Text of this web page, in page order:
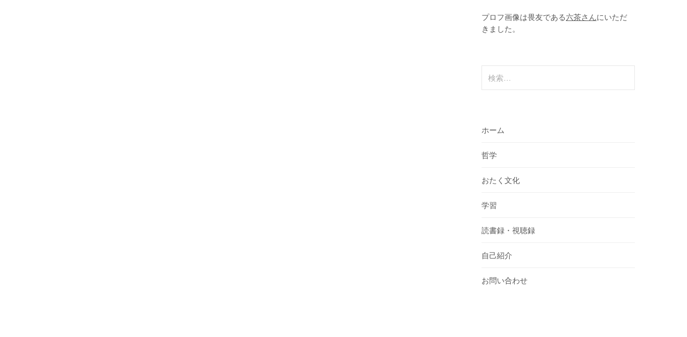
プロフ画像は畏友である六茶さんにいただ
きました。
索:
ホーム
哲学
おたく文化
学習
読書録・視聴録
自己紹介
お問い合わせ